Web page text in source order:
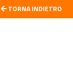
TORNA INDIETRO